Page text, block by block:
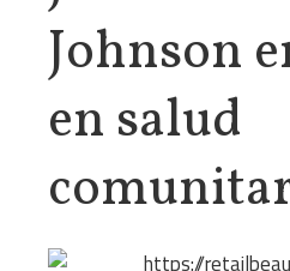
Johnson
en salud